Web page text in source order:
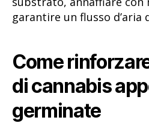
garantire un flusso d’aria
Come
di cannabis
germinate